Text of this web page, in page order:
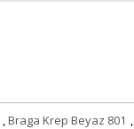
,Braga Krep Beyaz 801 ,